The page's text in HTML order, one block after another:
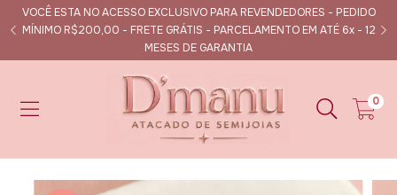
VOCÊ ESTA NO ACESSO EXCLUSIVO PARA REVENDEDORES - PEDIDO
MÍNIMO R$200,00 - FRETE GRÁTIS - PARCELAMENTO EM ATÉ 6x - 12
MESES DE GARANTIA
0